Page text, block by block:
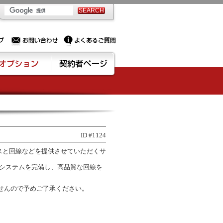
ID #1124
回線などを提供させていただくサ
ステムを完備し、高品質な回線を
ので予めご了承ください。
ョン 契約者ページ